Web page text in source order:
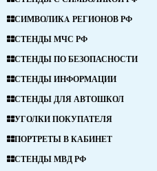
СИМВОЛИКA РЕГИОНОВ РФ
СТЕНДЫ МЧС РФ
СТЕНДЫ ПО БЕЗОПАСНОСТИ
СТЕНДЫ ИНФОРМАЦИИ
СТЕНДЫ ДЛЯ АВТОШКОЛ
УГОЛКИ ПОКУПАТЕЛЯ
ПОРТРЕТЫ В КАБИНЕТ
СТЕНДЫ МВД РФ